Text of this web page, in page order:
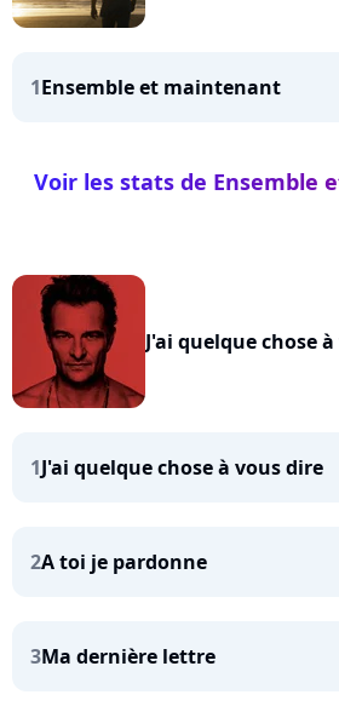
1Ensemble et maintenant
Voir les stats de Ensemble
J'ai quelque chose
1J'ai quelque chose à vous dire
2A toi je pardonne
3Ma dernière lettre